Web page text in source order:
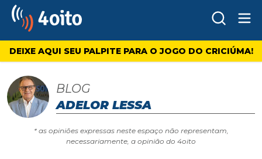
4oito
DEIXE AQUI SEU PALPITE PARA O JOGO DO CRICIÚMA!
BLOG
ADELOR LESSA
* as opiniões expressas neste espaço não representam,
necessariamente, a opinião do 4oito